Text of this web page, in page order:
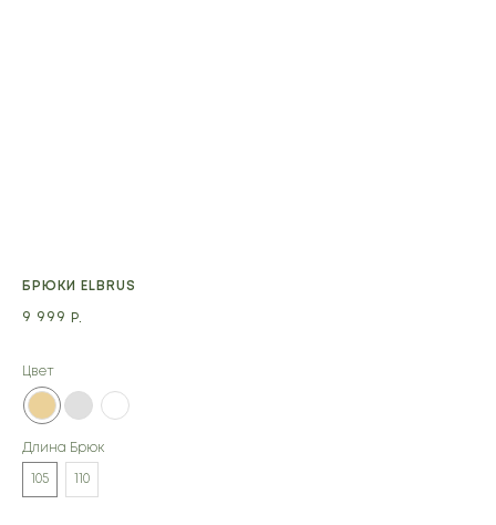
БРЮКИ ELBRUS
9 999 Р.
Цвет
Длина Брюк
105 110